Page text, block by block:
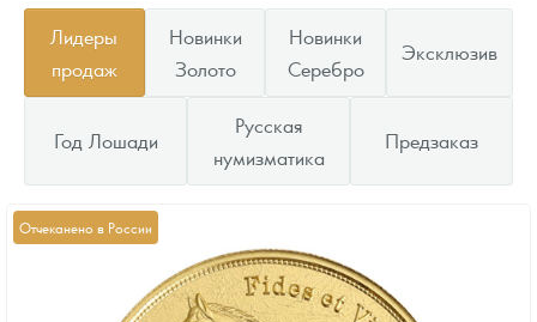
Лидеры
продаж
Новинки
Золото
Новинки
Серебро
Эксклюзив
Год Лошади
Русская
нумизматика
Предзаказ
Отчеканено в России